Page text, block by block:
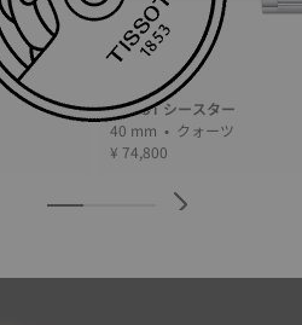
TISSOT シースター
40 mm • クォーツ
¥ 74,800